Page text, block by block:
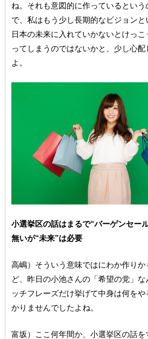
ね。それも意図的に作っているとい
で、私はもう少し長期的なビジョンと
日本の未来に入れていかないとけっ
ってしまうのではないかと、少し心
よ。
小選挙区の話はまるで“バーゲンセー
無いが“未来”は必要
高嶋）そういう意味ではにわか作りか
ど、昨日の小池さんの「希望の党」
ッチフレーズだけ挙げて中身は何を
かりませんでしたよね。
富坂）ここ何年間か、小選挙区の話